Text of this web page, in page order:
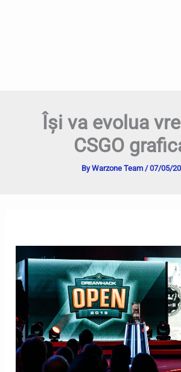
Își va evolua
CSGO
ByWarzone Team /07/05/